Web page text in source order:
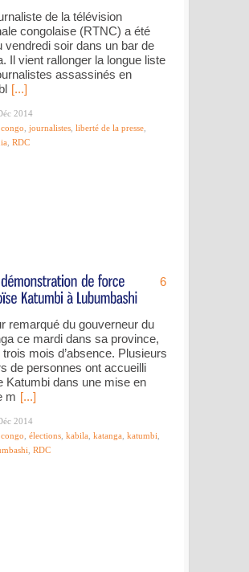
de la télévision
congolaise (RTNC) a été
vendredi soir dans un bar de
Il vient rallonger la longue liste
assassinés en
[...]
2014
congo journalistes liberté de la presse
RDC
6
remarqué du gouverneur du
ce mardi dans sa province,
mois d’absence. Plusieurs
de personnes ont accueilli
Katumbi dans une mise en
m [...]
2014
congo élections kabila katanga katumbi
RDC